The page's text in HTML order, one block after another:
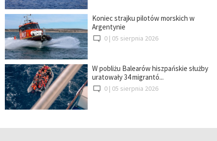
Koniec strajku pilotów morskich w
Argentynie
0 | 05 sierpnia 2026
W pobliżu Balearów hiszpańskie służby
uratowały 34 migrantó...
0 | 05 sierpnia 2026